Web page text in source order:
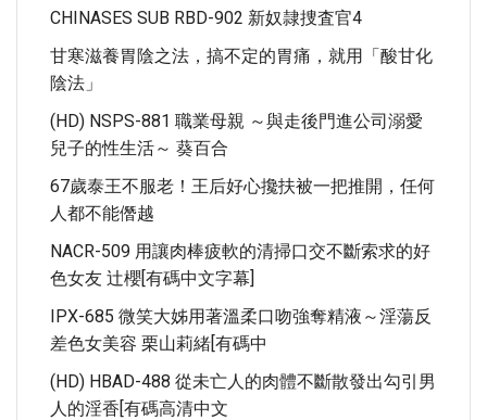
CHINASES SUB RBD-902 新奴隷捜査官4
甘寒滋養胃陰之法，搞不定的胃痛，就用「酸甘化
陰法」
(HD) NSPS-881 職業母親 ～與走後門進公司溺愛
兒子的性生活～ 葵百合
67歲泰王不服老！王后好心攙扶被一把推開，任何
人都不能僭越
NACR-509 用讓肉棒疲軟的清掃口交不斷索求的好
色女友 辻櫻[有碼中文字幕]
IPX-685 微笑大姊用著溫柔口吻強奪精液～淫蕩反
差色女美容 栗山莉緒[有碼中
(HD) HBAD-488 從未亡人的肉體不斷散發出勾引男
人的淫香[有碼高清中文